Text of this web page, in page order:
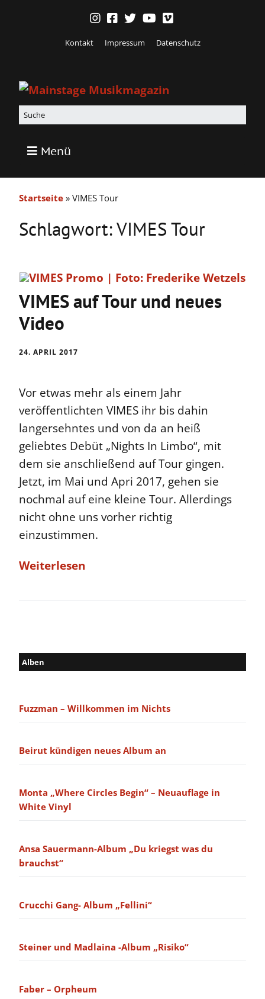
Kontakt Impressum Datenschutz
Menü
Startseite » VIMES Tour
Schlagwort:VIMES Tour
VIMES auf Tour und neues
Video
24. APRIL 2017
Vor etwas mehr als einem Jahr
veröffentlichten VIMES ihr bis dahin
langersehntes und von da an heiß
geliebtes Debüt „Nights In Limbo“, mit
dem sie anschließend auf Tour gingen.
Jetzt, im Mai und Apri 2017, gehen sie
nochmal auf eine kleine Tour. Allerdings
nicht ohne uns vorher richtig
einzustimmen.
Weiterlesen
Alben
Fuzzman – Willkommen im Nichts
Beirut kündigen neues Album an
Monta „Where Circles Begin“ – Neuauflage in
White Vinyl
Ansa Sauermann-Album „Du kriegst was du
brauchst“
Crucchi Gang- Album „Fellini“
Steiner und Madlaina -Album „Risiko“
Faber – Orpheum